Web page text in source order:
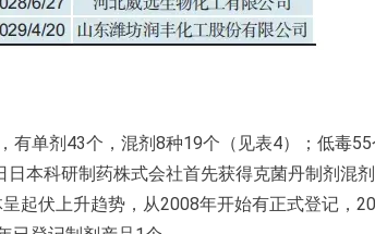
有单剂43个，混剂8种19个（见表4）；低毒
本科研制药株式会社首先获得克菌丹制剂混剂
起伏上升趋势，从2008年开始有正式登记，